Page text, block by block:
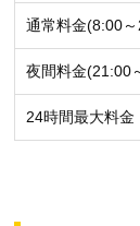
通常料金(8:00
夜間料金(21:00
24時間最大料金